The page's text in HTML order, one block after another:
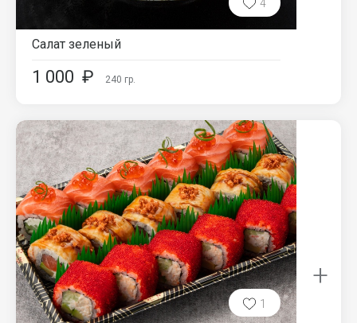
4
Салат зеленый
1 000 ₽ 240 гр.
1
+